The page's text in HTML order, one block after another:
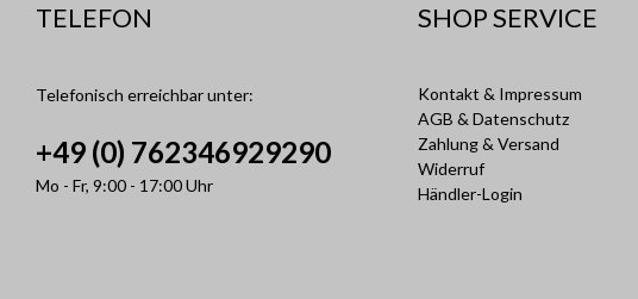
TELEFON
Telefonisch erreichbar unter:
+49 (0) 762346929290
Mo - Fr, 9:00 - 17:00 Uhr
SHOP SERVICE
Kontakt & Impressum
AGB & Datenschutz
Zahlung & Versand
Widerruf
Händler-Login